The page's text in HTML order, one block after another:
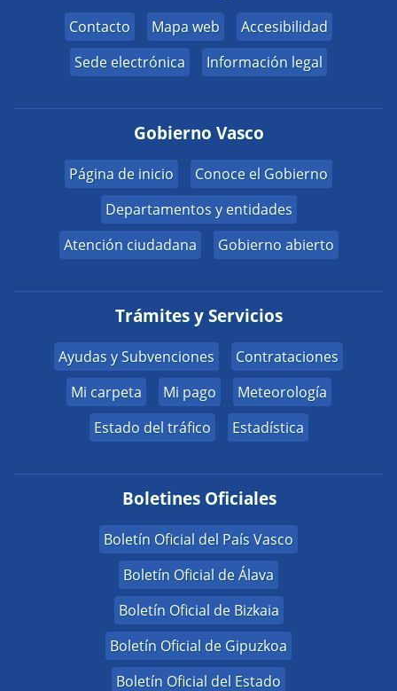
Contacto Mapa web
Accesibilidad
Sede electrónica
Información legal
Gobierno Vasco
Página de inicio
Conoce el Gobierno
Departamentos y entidades
Atención ciudadana
Gobierno abierto
Trámites y Servicios
Ayudas y Subvenciones
Contrataciones
Mi carpeta
Mi pago
Meteorología
Estado del tráfico
Estadística
Boletines Oficiales
Boletín Oficial del País Vasco
Boletín Oficial de Álava
Boletín Oficial de Bizkaia
Boletín Oficial de Gipuzkoa
Boletín Oficial del Estado